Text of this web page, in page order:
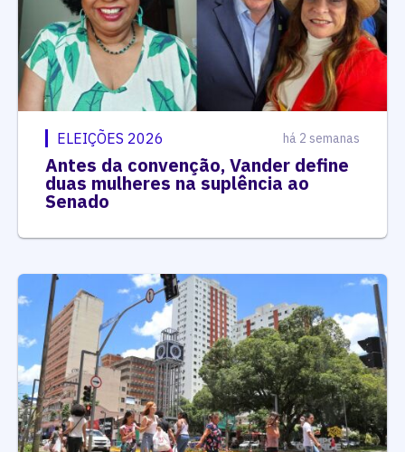
ELEIÇÕES 2026 há 2 semanas
Antes da convenção, Vander define
duas mulheres na suplência ao
Senado